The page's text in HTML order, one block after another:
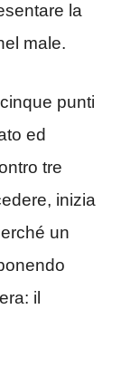
la
male.
punti
ed
tre
inizia
un
il